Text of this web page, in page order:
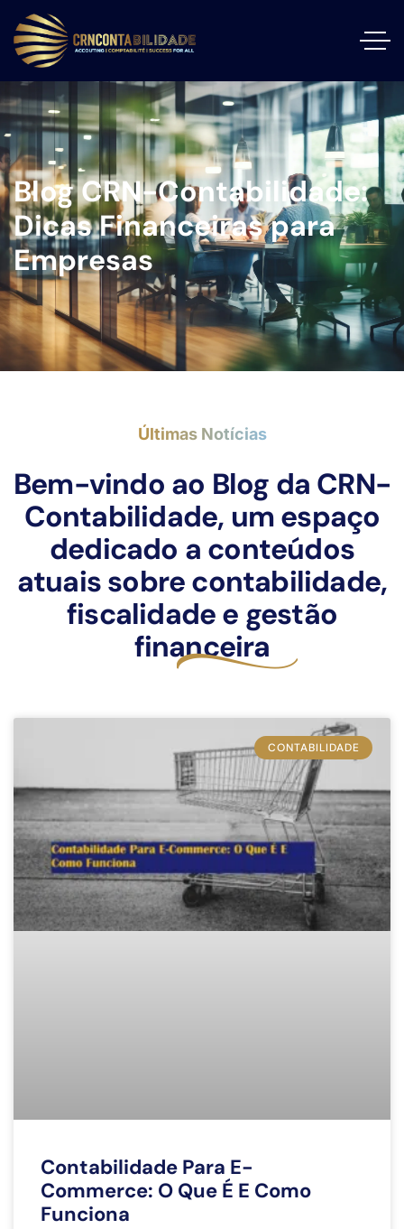
Blog CRN-Contabilidade:
Dicas Financeiras para
Empresas
Últimas Notícias
Bem-vindo ao Blog da CRN-
Contabilidade, um espaço
dedicado a conteúdos
atuais sobre contabilidade,
fiscalidade e gestão
financeira
CONTABILIDADE
Contabilidade Para E-
Commerce: O Que É E Como
Funciona